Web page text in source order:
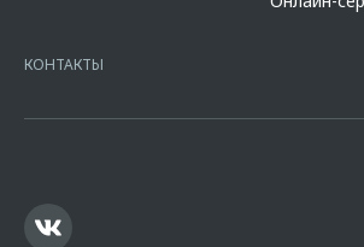
Кредит предоставляет АО
16.01.2015. Предложение ограничено и не
КОНТАКТЫ